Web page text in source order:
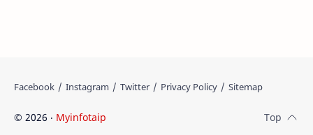
© 2026 ‧ Myinfotaip